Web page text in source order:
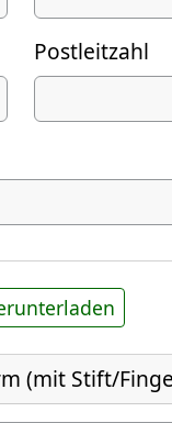
Postleitzahl
(mit Stift/